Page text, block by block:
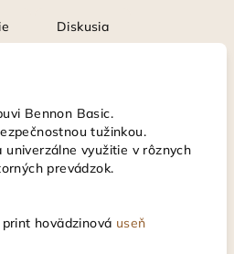
Diskusia
Bennon Basic.
tužinkou.
univerzálne využitie v rôznych
prevádzok.
hovädzinová useň